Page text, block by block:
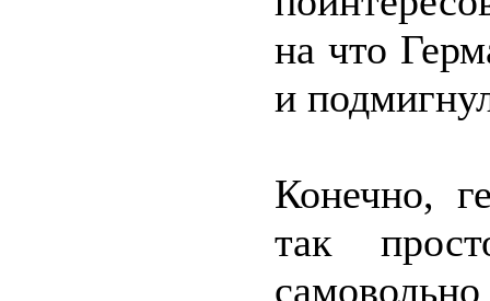
на что
и
Конечно,
так